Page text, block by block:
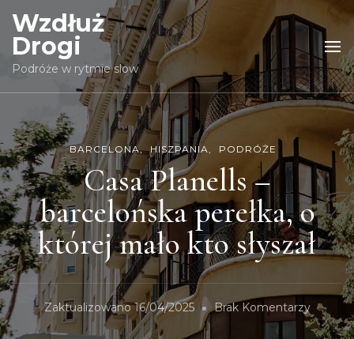
Wzdłuż
Drogi
Podróże w rytmie slow
BARCELONA HISZPANIA PODRÓŻE
Casa Planells –
barcelońska perełka, o
której mało kto słyszał
Zaktualizowano16/04/2025 Brak Komentarzy